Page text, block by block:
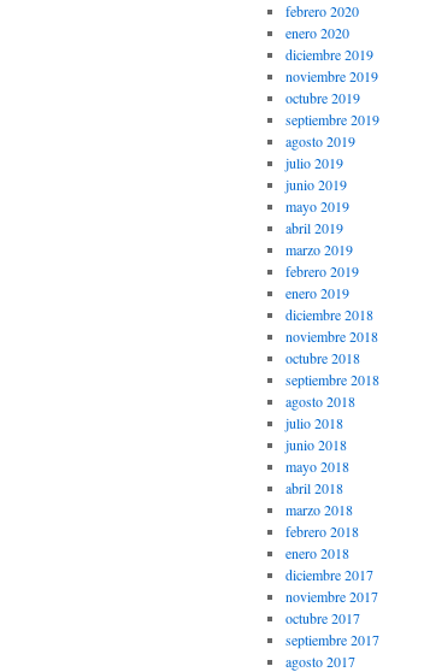
febrero 2020
enero 2020
diciembre 2019
noviembre 2019
octubre 2019
septiembre 2019
agosto 2019
julio 2019
junio 2019
mayo 2019
abril 2019
marzo 2019
febrero 2019
enero 2019
diciembre 2018
noviembre 2018
octubre 2018
septiembre 2018
agosto 2018
julio 2018
junio 2018
mayo 2018
abril 2018
marzo 2018
febrero 2018
enero 2018
diciembre 2017
noviembre 2017
octubre 2017
septiembre 2017
agosto 2017